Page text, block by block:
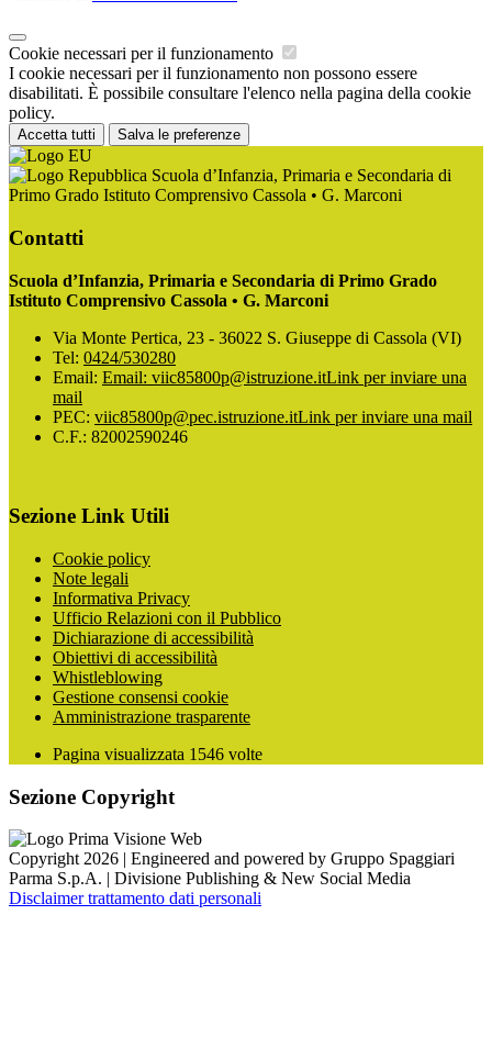
Cookie necessari per il funzionamento
I cookie necessari per il funzionamento non possono essere
disabilitati. È possibile consultare l'elenco nella pagina della cookie
policy.
Accetta tutti Salva le preferenze
Scuola d’Infanzia, Primaria e Secondaria di
Primo Grado Istituto Comprensivo Cassola • G. Marconi
Contatti
Scuola d’Infanzia, Primaria e Secondaria di Primo Grado
Istituto Comprensivo Cassola • G. Marconi
Via Monte Pertica, 23 - 36022 S. Giuseppe di Cassola (VI)
Tel: 0424/530280
Email: Email: viic85800p@istruzione.itLink per inviare una
mail
PEC: viic85800p@pec.istruzione.itLink per inviare una mail
C.F.: 82002590246
Sezione Link Utili
Cookie policy
Note legali
Informativa Privacy
Ufficio Relazioni con il Pubblico
Dichiarazione di accessibilità
Obiettivi di accessibilità
Whistleblowing
Gestione consensi cookie
Amministrazione trasparente
Pagina visualizzata 1546 volte
Sezione Copyright
Copyright 2026 | Engineered and powered by Gruppo Spaggiari
Parma S.p.A. | Divisione Publishing & New Social Media
Disclaimer trattamento dati personali